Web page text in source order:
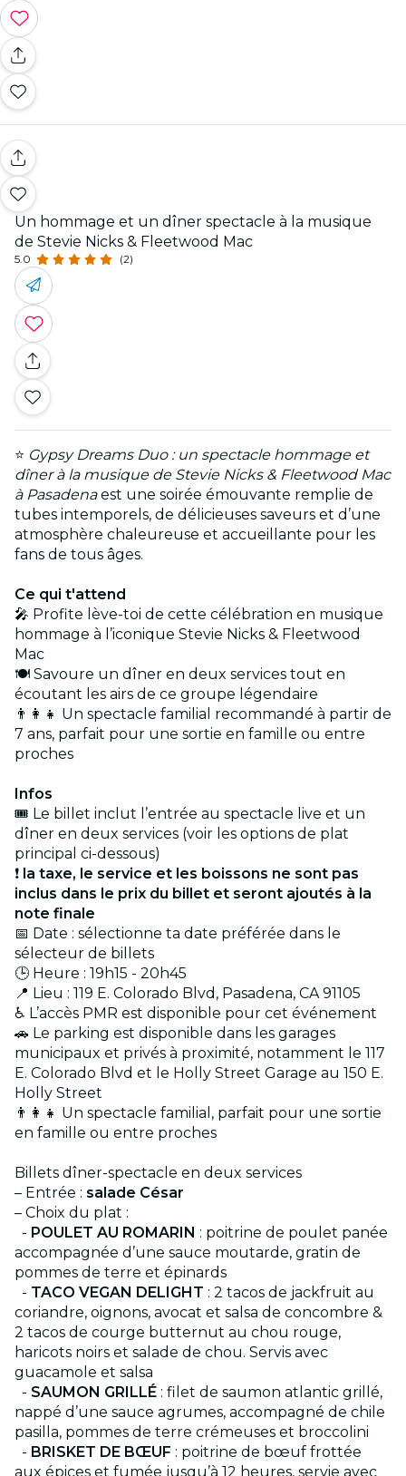
Un hommage et un dîner spectacle à la musique
de Stevie Nicks & Fleetwood Mac
5.0 (2)
⭐ Gypsy Dreams Duo : un spectacle hommage et
dîner à la musique de Stevie Nicks & Fleetwood Mac
à Pasadenaest une soirée émouvante remplie de
tubes intemporels, de délicieuses saveurs et d’une
atmosphère chaleureuse et accueillante pour les
fans de tous âges.
Ce qui t'attend
🎤 Profite lève-toi de cette célébration en musique
hommage à l’iconique Stevie Nicks & Fleetwood
Mac
🍽️ Savoure un dîner en deux services tout en
écoutant les airs de ce groupe légendaire
👨‍👩‍👧 Un spectacle familial recommandé à partir de
7 ans, parfait pour une sortie en famille ou entre
proches
Infos
🎟️ Le billet inclut l’entrée au spectacle live et un
dîner en deux services (voir les options de plat
principal ci-dessous)
❗ la taxe, le service et les boissons ne sont pas
inclus dans le prix du billet et seront ajoutés à la
note finale
📅 Date : sélectionne ta date préférée dans le
sélecteur de billets
🕒 Heure : 19h15 - 20h45
📍 Lieu : 119 E. Colorado Blvd, Pasadena, CA 91105
♿ L’accès PMR est disponible pour cet événement
🚗 Le parking est disponible dans les garages
municipaux et privés à proximité, notamment le 117
E. Colorado Blvd et le Holly Street Garage au 150 E.
Holly Street
👨‍👩‍👧 Un spectacle familial, parfait pour une sortie
en famille ou entre proches
Billets dîner-spectacle en deux services
– Entrée : salade César
– Choix du plat :
- POULET AU ROMARIN : poitrine de poulet panée
accompagnée d’une sauce moutarde, gratin de
pommes de terre et épinards
- TACO VEGAN DELIGHT : 2 tacos de jackfruit au
coriandre, oignons, avocat et salsa de concombre &
2 tacos de courge butternut au chou rouge,
haricots noirs et salade de chou. Servis avec
guacamole et salsa
- SAUMON GRILLÉ : filet de saumon atlantic grillé,
nappé d’une sauce agrumes, accompagné de chile
pasilla, pommes de terre crémeuses et broccolini
- BRISKET DE BŒUF : poitrine de bœuf frottée
aux épices et fumée jusqu’à 12 heures, servie avec